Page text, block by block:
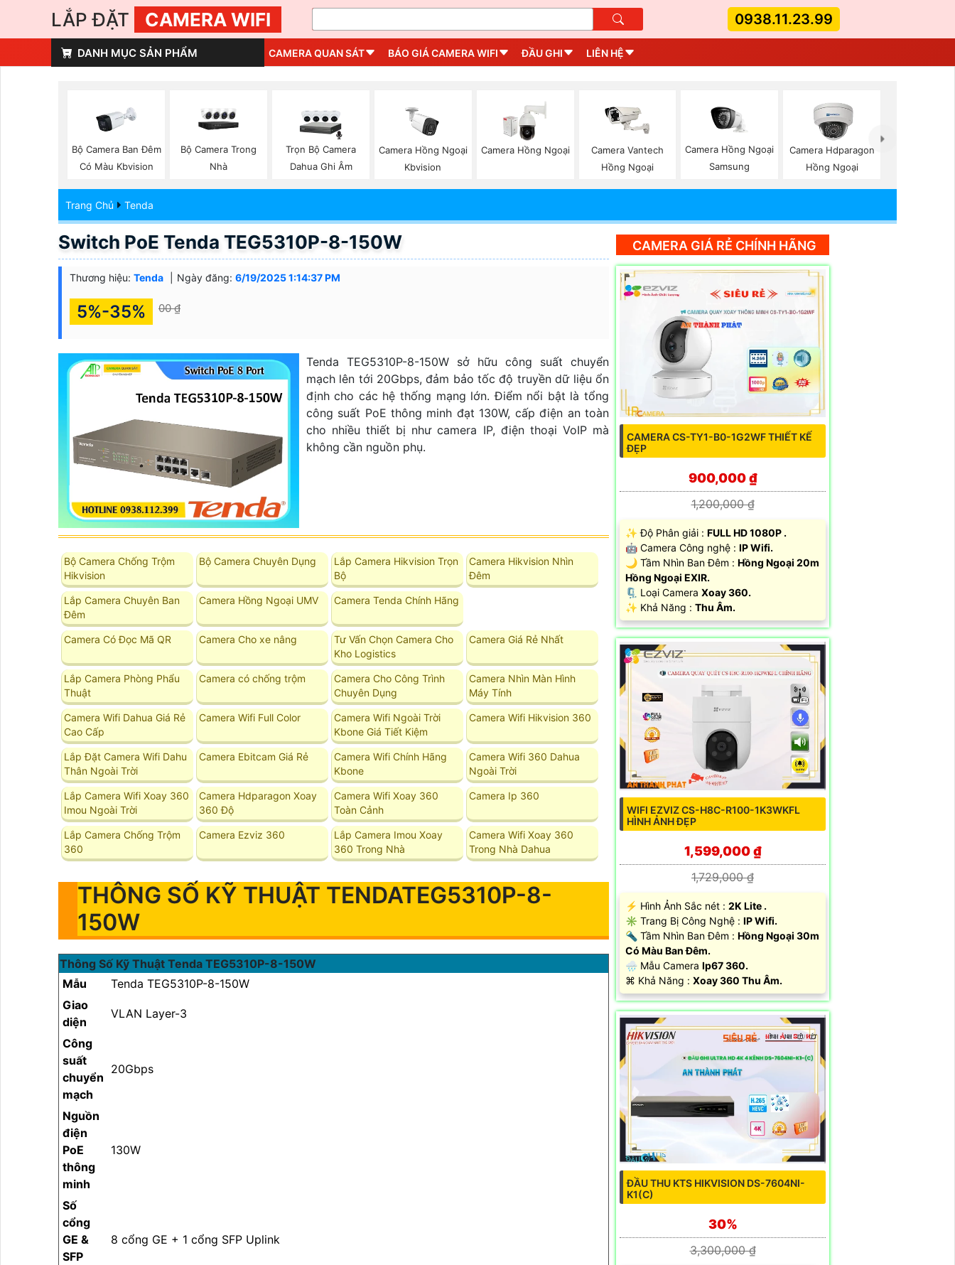
LẮP ĐẶT CAMERA WIFI 0938.11.23.99
DANH MỤC SẢN PHẨM CAMERA QUAN SÁT BÁO GIÁ CAMERA WIFI ĐẦU GHI LIÊN HỆ
Bộ Camera Ban Đêm
Có Màu Kbvision
Bộ Camera Trong
Nhà
Trọn Bộ Camera
Dahua Ghi Âm
Camera Hồng Ngoại
Kbvision
Camera Hồng Ngoại
Camera Vantech
Hồng Ngoại
Camera Hồng Ngoại
Samsung
Camera Hdparagon
Hồng Ngoại
Trang Chủ Tenda
Switch PoE Tenda TEG5310P-8-150W
Thương hiệu: Tenda Ngày đăng: 6/19/2025 1:14:37 PM
5%-35% 00 ₫
Tenda TEG5310P-8-150W sở hữu công suất chuyển
mạch lên tới 20Gbps, đảm bảo tốc độ truyền dữ liệu ổn
định cho các hệ thống mạng lớn. Điểm nổi bật là tổng
công suất PoE thông minh đạt 130W, cấp điện an toàn
cho nhiều thiết bị như camera IP, điện thoại VoIP mà
không cần nguồn phụ.
Bộ Camera Chống Trộm
Hikvision
Bộ Camera Chuyên Dụng
Lắp Camera Hikvision Trọn
Bộ
Camera Hikvision Nhìn
Đêm
Lắp Camera Chuyên Ban
Đêm
Camera Hồng Ngoại UMV Camera Tenda Chính Hãng
Camera Có Đọc Mã QR Camera Cho xe nâng
Tư Vấn Chọn Camera Cho
Kho Logistics
Camera Giá Rẻ Nhất
Lắp Camera Phòng Phẩu
Thuật
Camera có chống trộm
Camera Cho Công Trình
Chuyên Dụng
Camera Nhìn Màn Hình
Máy Tính
Camera Wifi Dahua Giá Rẻ
Cao Cấp
Camera Wifi Full Color
Camera Wifi Ngoài Trời
Kbone Giá Tiết Kiệm
Camera Wifi Hikvision 360
Lắp Đặt Camera Wifi Dahu
Thân Ngoài Trời
Camera Ebitcam Giá Rẻ
Camera Wifi Chính Hãng
Kbone
Camera Wifi 360 Dahua
Ngoài Trời
Lắp Camera Wifi Xoay 360
Imou Ngoài Trời
Camera Hdparagon Xoay
360 Độ
Camera Wifi Xoay 360
Toàn Cảnh
Camera Ip 360
Lắp Camera Chống Trộm
360
Camera Ezviz 360
Lắp Camera Imou Xoay
360 Trong Nhà
Camera Wifi Xoay 360
Trong Nhà Dahua
THÔNG SỐ KỸ THUẬT TENDATEG5310P-8-
150W
Thông Số Kỹ Thuật Tenda TEG5310P-8-150W
Mẫu
Tenda TEG5310P-8-150W
Giao
diện
VLAN Layer-3
Công
suất
chuyển
mạch
20Gbps
Nguồn
điện
PoE
thông
minh
130W
Số
cổng
GE &
SFP
8 cổng GE + 1 cổng SFP Uplink
CAMERA GIÁ RẺ CHÍNH HÃNG
CAMERA CS-TY1-B0-1G2WF THIẾT KẾ
ĐẸP
900,000 ₫
1,200,000 ₫
✨ Độ Phân giải : FULL HD 1080P .
🤖️ Camera Công nghệ : IP Wifi.
🌙 Tầm Nhìn Ban Đêm : Hồng Ngoại 20m
Hồng Ngoại EXIR.
🗜️ Loại Camera Xoay 360.
️✨ Khả Năng : Thu Âm.
WIFI EZVIZ CS-H8C-R100-1K3WKFL
HÌNH ẢNH ĐẸP
1,599,000 ₫
1,729,000 ₫
️⚡ Hình Ảnh Sắc nét : 2K Lite .
✳️ Trang Bị Công Nghệ : IP Wifi.
🔦 Tầm Nhìn Ban Đêm : Hồng Ngoại 30m
Có Màu Ban Đêm.
🌧️ Mẫu Camera Ip67 360.
️⌘ Khả Năng : Xoay 360 Thu Âm.
ĐẦU THU KTS HIKVISION DS-7604NI-
K1(C)
30%
3,300,000 ₫